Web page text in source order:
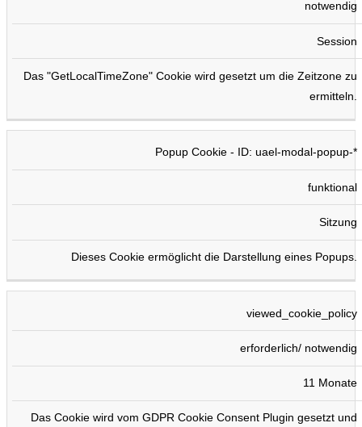
notwendig
Session
Das "GetLocalTimeZone" Cookie wird gesetzt um die Zeitzone zu
ermitteln.
Popup Cookie - ID: uael-modal-popup-*
funktional
Sitzung
Dieses Cookie ermöglicht die Darstellung eines Popups.
viewed_cookie_policy
erforderlich/ notwendig
11 Monate
Das Cookie wird vom GDPR Cookie Consent Plugin gesetzt und